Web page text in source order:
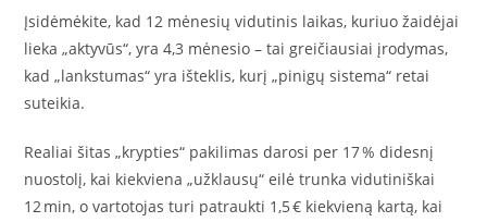
Įsidėmėkite, kad 12 mėnesių vidutinis laikas, kuriuo žaidėjai
lieka „aktyvūs“, yra 4,3 mėnesio – tai greičiausiai įrodymas,
kad „lankstumas“ yra išteklis, kurį „pinigų sistema“ retai
suteikia.
Realiai šitas „krypties“ pakilimas darosi per 17 % didesnį
nuostolį, kai kiekviena „užklausų“ eilė trunka vidutiniškai
12 min, o vartotojas turi patraukti 1,5 € kiekvieną kartą, kai